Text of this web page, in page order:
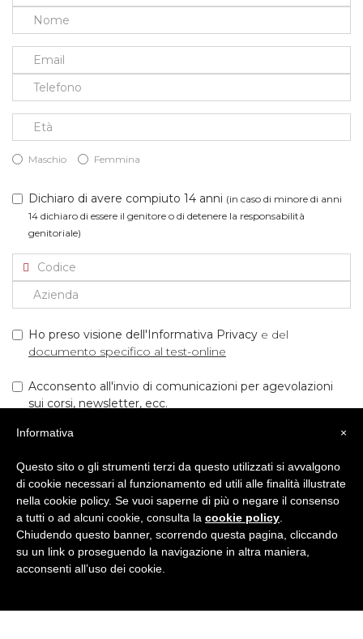
Maschio Femmina
Dichiaro di avere compiuto 14 anni (in caso di minore di anni
14 dichiaro di essere il genitore o di detenere la responsabilità
genitoriale)
Ho preso visione dell'Informativa Privacy e del
documento specifico al test-online
Acconsento all'invio di comunicazioni per agevolazioni
sui corsi, newsletter, ecc.
INIZIA IL TEST!
×
Informativa
Questo sito o gli strumenti terzi da questo utilizzati si avvalgono
di cookie necessari al funzionamento ed utili alle finalità illustrate
nella cookie policy. Se vuoi saperne di più o negare il consenso
a tutti o ad alcuni cookie, consulta la cookie policy
Chiudendo questo banner, scorrendo questa pagina, cliccando
su un link o proseguendo la navigazione in altra maniera,
acconsenti all’uso dei cookie.